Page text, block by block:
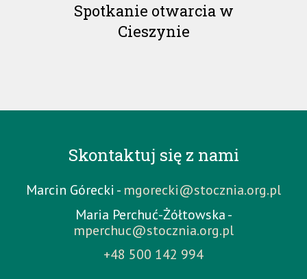
Spotkanie otwarcia w
Cieszynie
Skontaktuj się z nami
Marcin Górecki - mgorecki@stocznia.org.pl
Maria Perchuć-Żółtowska -
mperchuc@stocznia.org.pl
+48 500 142 994